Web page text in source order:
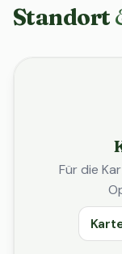
Standort
Für die